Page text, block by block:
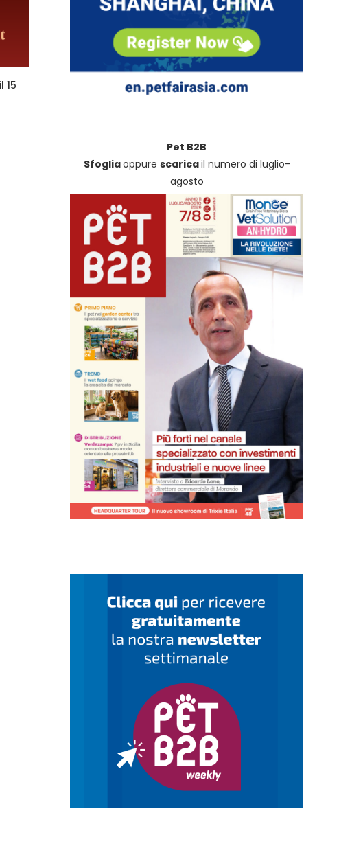
15
Controlli Nas sul pet food,
Assalco: “Il sistema...
Sicurezza in acqua: Non-
Pet B2B
Sfogliaoppure scaricail numero di luglio-
agosto